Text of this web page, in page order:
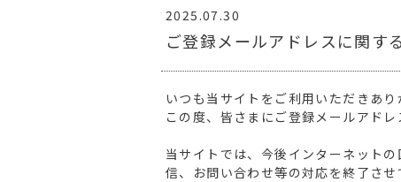
2025.07.30
ご登録メールアドレスに関す
いつも当サイトをご利用いただきあり
この度、皆さまにご登録メールアド
当サイトでは、今後インターネット
信、お問い合わせ等の対応を終了させ